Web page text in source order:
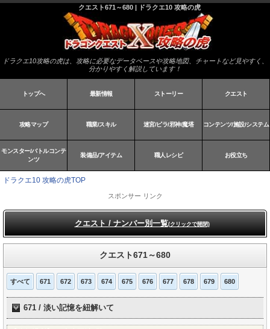
クエスト671～680 | ドラクエ10 攻略の虎
ドラクエ10攻略の虎は、攻略に必要なデータベースや攻略地図、チャートなど見やすく、
分かりやすく解説しています！
トップへ 最新情報 ストーリー クエスト
攻略マップ 職業/スキル 迷宮/ピラ/邪神/魔塔 コンテンツ/施設/システム
モンスター/バトルコンテ
ンツ
装備品/アイテム 職人レシピ お役立ち
ドラクエ10 攻略の虎TOP
スポンサー リンク
クエスト / ナンバー別一覧(クリックで開閉)
クエスト671～680
すべて 671 672 673 674 675 676 677 678 679 680
671 / 淡い記憶を紐解いて